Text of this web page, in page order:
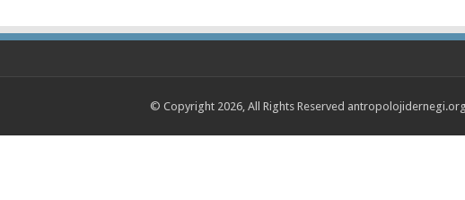
© Copyright 2026, All Rights Reserved antropolojidernegi.org